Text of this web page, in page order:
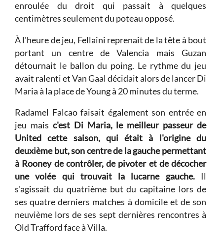
enroulée du droit qui passait à quelques
centimètres seulement du poteau opposé.
À l'heure de jeu, Fellaini reprenait de la tête à bout
portant un centre de Valencia mais Guzan
détournait le ballon du poing. Le rythme du jeu
avait ralenti et Van Gaal décidait alors de lancer Di
Maria à la place de Young à 20 minutes du terme.
Radamel Falcao faisait également son entrée en
jeu mais c'est Di Maria, le meilleur passeur de
United cette saison, qui était à l'origine du
deuxième but, son centre de la gauche permettant
à Rooney de contrôler, de pivoter et de décocher
une volée qui trouvait la lucarne gauche.Il
s'agissait du quatrième but du capitaine lors de
ses quatre derniers matches à domicile et de son
neuvième lors de ses sept dernières rencontres à
Old Trafford face à Villa.